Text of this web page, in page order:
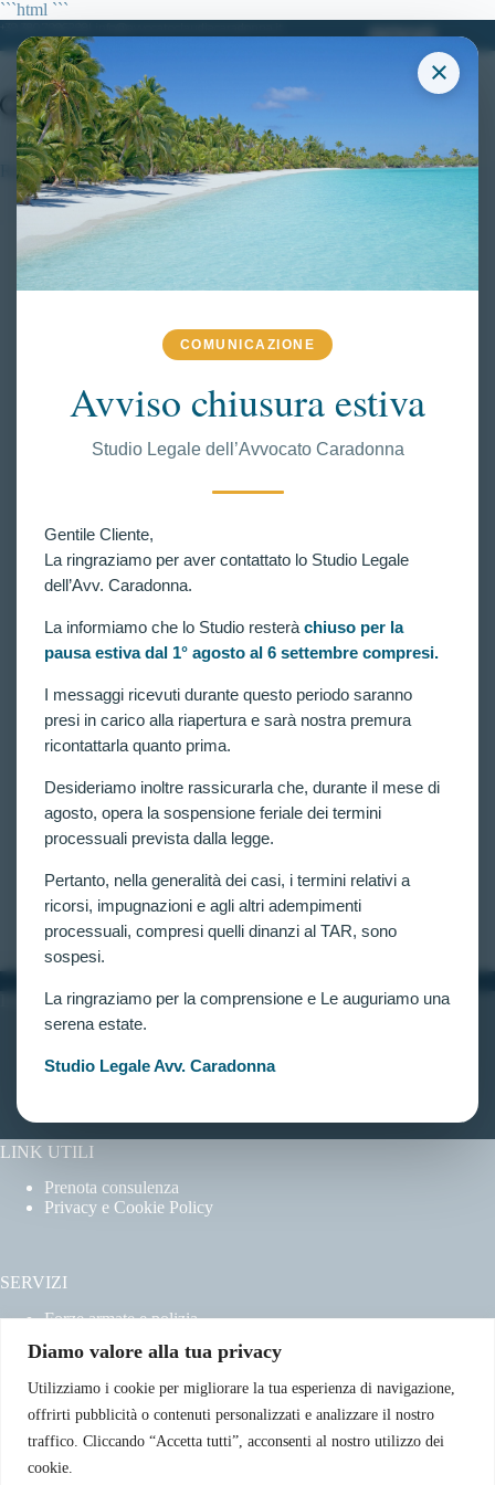
Diamo valore alla tua privacy
Utilizziamo i cookie per migliorare la tua esperienza di navigazione,
offrirti pubblicità o contenuti personalizzati e analizzare il nostro
traffico. Cliccando “Accetta tutti”, acconsenti al nostro utilizzo dei
cookie.
```html
×
COMUNICAZIONE
Avviso chiusura estiva
Studio Legale dell’Avvocato Caradonna
Gentile Cliente,
La ringraziamo per aver contattato lo Studio Legale
dell’Avv. Caradonna.
La informiamo che lo Studio resterà chiuso per la
pausa estiva dal 1° agosto al 6 settembre compresi.
I messaggi ricevuti durante questo periodo saranno
presi in carico alla riapertura e sarà nostra premura
ricontattarla quanto prima.
Desideriamo inoltre rassicurarla che, durante il mese di
agosto, opera la sospensione feriale dei termini
processuali prevista dalla legge.
Pertanto, nella generalità dei casi, i termini relativi a
ricorsi, impugnazioni e agli altri adempimenti
processuali, compresi quelli dinanzi al TAR, sono
sospesi.
La ringraziamo per la comprensione e Le auguriamo una
serena estate.
Studio Legale Avv. Caradonna
```
contenuto
Requisiti psicofisici Polizia
DEFICIT DELLA FORZA MUSCOLARE
(HANDGRIP) ED ESCLUSIONE DAL Concorso
per 4617 allievi agenti della Polizia di Stato: Nuova
Vittoria al TAR Lazio.
Si consolida il filone giurisprudenziale favorevole ai
candidati esclusi dal concorso pubblico per 4.617
allievi agenti della Polizia di Stato. La Sezione Prima
Quater del TAR Lazio ha accolto il ricorso
verificazione medica ai sensi…
CLAUDIA CARADONNA MARZO 8, 2026
INFORMAZIONI
Chi siamo
Contatti
LINK UTILI
Prenota consulenza
Privacy e Cookie Policy
SERVIZI
Forze armate e polizia
Concorsi pubblici
Pubblico impiego
Contratti con la pubblica amministrazione
Vittime del dovere ed equiparati